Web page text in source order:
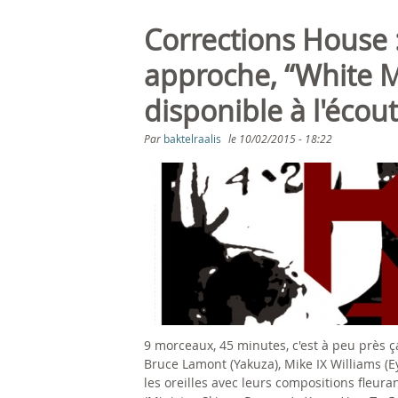
Corrections
approche, “White
disponible à
Par baktelraalis le 10/02/2015 - 18:22
9 morceaux, 45 minutes, c'est à peu près
Bruce Lamont (Yakuza), Mike IX Williams
les oreilles avec leurs compositions